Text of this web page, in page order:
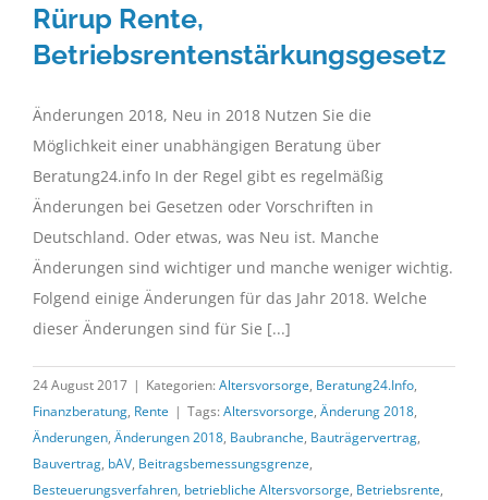
Rürup Rente,
Betriebsrentenstärkungsgesetz
Änderungen 2018, Neu in 2018 Nutzen Sie die
Möglichkeit einer unabhängigen Beratung über
Beratung24.info In der Regel gibt es regelmäßig
Änderungen bei Gesetzen oder Vorschriften in
Deutschland. Oder etwas, was Neu ist. Manche
Änderungen sind wichtiger und manche weniger wichtig.
Folgend einige Änderungen für das Jahr 2018. Welche
dieser Änderungen sind für Sie [...]
24 August 2017 | Kategorien: Altersvorsorge, Beratung24.Info,
Finanzberatung, Rente | Tags: Altersvorsorge, Änderung 2018,
Änderungen, Änderungen 2018, Baubranche, Bauträgervertrag,
Bauvertrag, bAV, Beitragsbemessungsgrenze,
Besteuerungsverfahren, betriebliche Altersvorsorge, Betriebsrente,